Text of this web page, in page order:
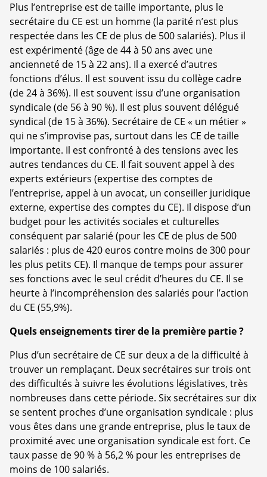
Plus l’entreprise est de taille importante, plus le
secrétaire du CE est un homme (la parité n’est plus
respectée dans les CE de plus de 500 salariés). Plus il
est expérimenté (âge de 44 à 50 ans avec une
ancienneté de 15 à 22 ans). Il a exercé d’autres
fonctions d’élus. Il est souvent issu du collège cadre
(de 24 à 36%). Il est souvent issu d’une organisation
syndicale (de 56 à 90 %). Il est plus souvent délégué
syndical (de 15 à 36%). Secrétaire de CE « un métier »
qui ne s’improvise pas, surtout dans les CE de taille
importante. Il est confronté à des tensions avec les
autres tendances du CE. Il fait souvent appel à des
experts extérieurs (expertise des comptes de
l’entreprise, appel à un avocat, un conseiller juridique
externe, expertise des comptes du CE). Il dispose d’un
budget pour les activités sociales et culturelles
conséquent par salarié (pour les CE de plus de 500
salariés : plus de 420 euros contre moins de 300 pour
les plus petits CE). Il manque de temps pour assurer
ses fonctions avec le seul crédit d’heures du CE. Il se
heurte à l’incompréhension des salariés pour l’action
du CE (55,9%).
Quels enseignements tirer de la première partie ?
Plus d’un secrétaire de CE sur deux a de la difficulté à
trouver un remplaçant. Deux secrétaires sur trois ont
des difficultés à suivre les évolutions législatives, très
nombreuses dans cette période. Six secrétaires sur dix
se sentent proches d’une organisation syndicale : plus
vous êtes dans une grande entreprise, plus le taux de
proximité avec une organisation syndicale est fort. Ce
taux passe de 90 % à 56,2 % pour les entreprises de
moins de 100 salariés.